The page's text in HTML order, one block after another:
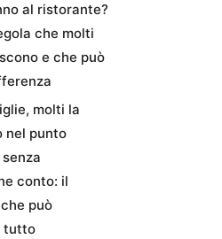
al ristorante?
che molti
e che può
molti la
nel punto
conto: il
può
tutto